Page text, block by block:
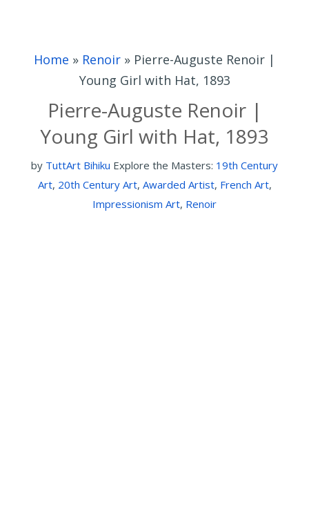
Home » Renoir » Pierre-Auguste Renoir |
Young Girl with Hat, 1893
Pierre-Auguste Renoir |
Young Girl with Hat, 1893
by TuttArt Bihiku Explore the Masters: 19th Century
Art, 20th Century Art, Awarded Artist, French Art,
Impressionism Art, Renoir